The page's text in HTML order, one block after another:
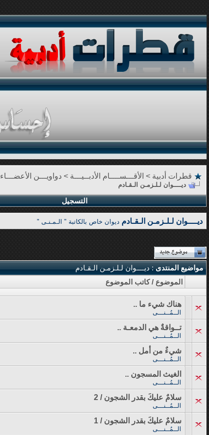
قطرات أدبية > الأقـــســــام الأدبــيـــة > دواويـــن الأعضـــاء
ديــــوان لـلـزمـن الـقـادم
التسجيل
ديــــوان لـلـزمـن الـقـادم ديوان خاص بالكاتبة " الـمـنـى "
مواضيع المنتدى: ديــــوان لـلـزمـن الـقـادم
الموضوع /كاتب الموضوع
هناك شيء ما ..
الــمُــنـــى
تــواقةٌ هي الدمعـة ..
الــمُــنـــى
شيءٌ من أمل ..
الــمُــنـــى
الغيث المسجون ..
الــمُــنـــى
سلامٌ عليكَ بقدر الشجون / 2
الــمُــنـــى
سلامٌ عليكَ بقدر الشجون / 1
الــمُــنـــى